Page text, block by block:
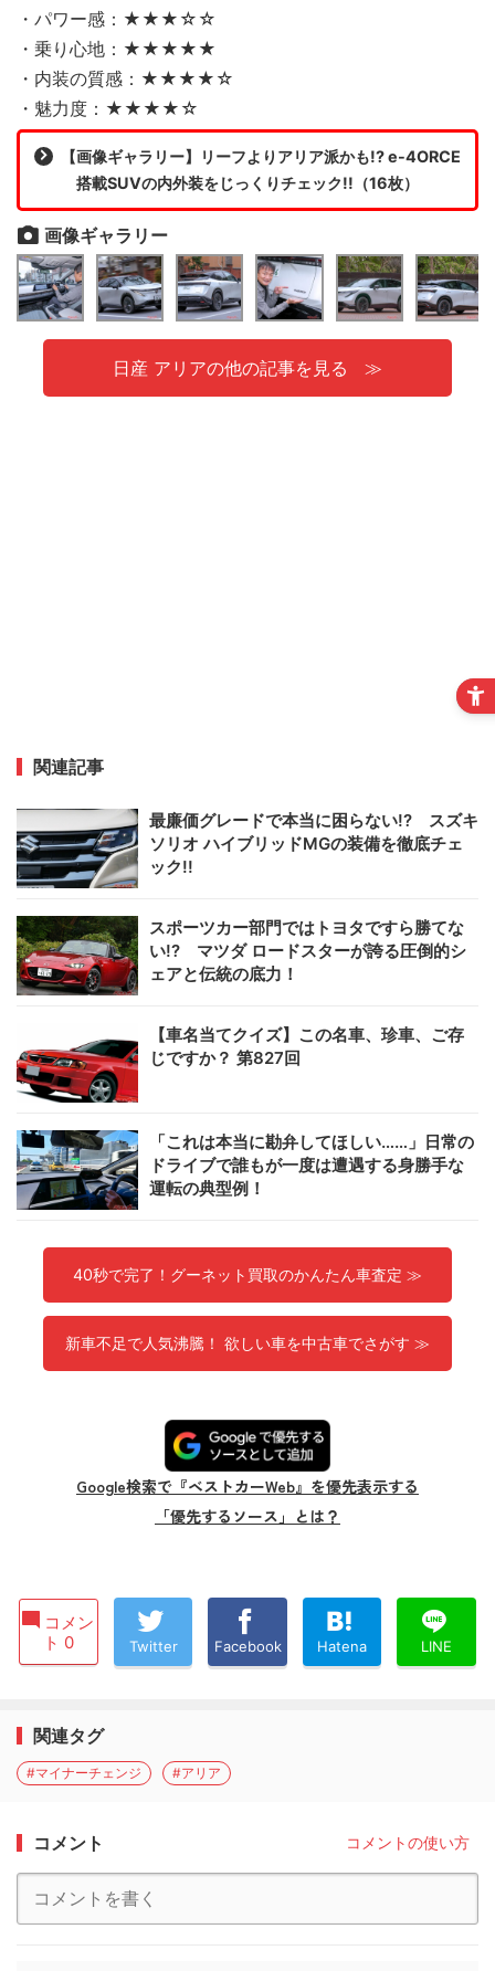
・パワー感：★★★☆☆
・乗り心地：★★★★★
・内装の質感：★★★★☆
・魅力度：★★★★☆
【画像ギャラリー】リーフよりアリア派かも!? e-4ORCE
搭載SUVの内外装をじっくりチェック!!（16枚）
画像ギャラリー
日産 アリアの他の記事を見る
関連記事
最廉価グレードで本当に困らない!? スズキ
ソリオ ハイブリッドMGの装備を徹底チェ
ック!!
スポーツカー部門ではトヨタですら勝てな
い!? マツダ ロードスターが誇る圧倒的シ
ェアと伝統の底力！
【車名当てクイズ】この名車、珍車、ご存
じですか？ 第827回
「これは本当に勘弁してほしい……」日常の
ドライブで誰もが一度は遭遇する身勝手な
運転の典型例！
40秒で完了！グーネット買取のかんたん車査定 ≫
新車不足で人気沸騰！ 欲しい車を中古車でさがす ≫
Google検索で『ベストカーWeb』を優先表示する
「優先するソース」とは？
コメン
ト 0
Twitter Facebook Hatena LINE
関連タグ
#マイナーチェンジ #アリア
コメント コメントの使い方